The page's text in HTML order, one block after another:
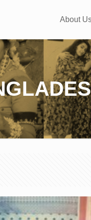
About